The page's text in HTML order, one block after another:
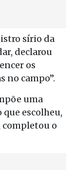
sírio da
declarou
os
no campo”.
uma
escolheu,
completou o